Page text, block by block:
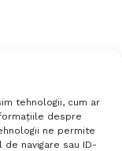
tehnologii, cum ar
despre
ne permite
navigare sau ID-